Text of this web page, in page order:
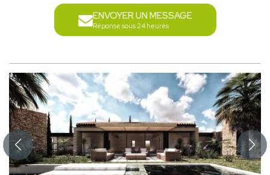
ENVOYER UN MESSAGE
Réponse sous 24 heures